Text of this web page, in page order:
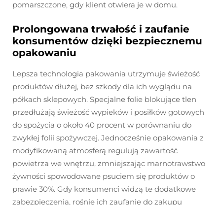
pomarszczone, gdy klient otwiera je w domu.
Prolongowana trwałość i zaufanie
konsumentów dzięki bezpiecznemu
opakowaniu
Lepsza technologia pakowania utrzymuje świeżość
produktów dłużej, bez szkody dla ich wyglądu na
półkach sklepowych. Specjalne folie blokujące tlen
przedłużają świeżość wypieków i posiłków gotowych
do spożycia o około 40 procent w porównaniu do
zwykłej folii spożywczej. Jednocześnie opakowania z
modyfikowaną atmosferą regulują zawartość
powietrza we wnętrzu, zmniejszając marnotrawstwo
żywności spowodowane psuciem się produktów o
prawie 30%. Gdy konsumenci widzą te dodatkowe
zabezpieczenia, rośnie ich zaufanie do zakupu